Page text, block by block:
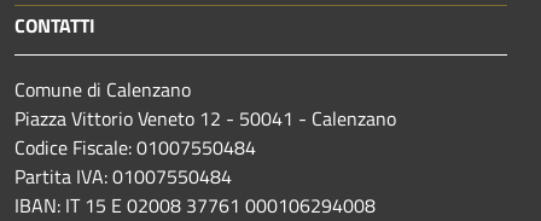
CONTATTI
Comune di Calenzano
Piazza Vittorio Veneto 12 - 50041 - Calenzano
Codice Fiscale: 01007550484
Partita IVA: 01007550484
IBAN: IT 15 E 02008 37761 000106294008